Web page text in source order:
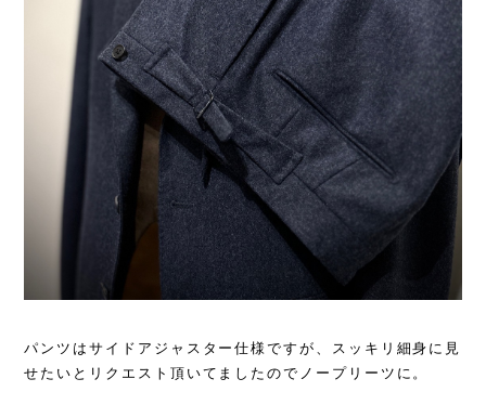
パンツはサイドアジャスター仕様ですが、スッキリ細身に見
せたいとリクエスト頂いてましたのでノープリーツに。